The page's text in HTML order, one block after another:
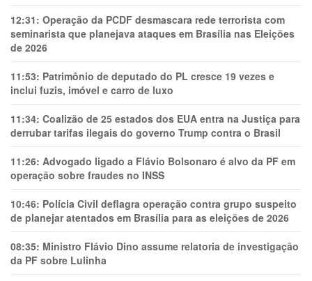
12:31: Operação da PCDF desmascara rede terrorista com
seminarista que planejava ataques em Brasília nas Eleições
de 2026
11:53: Patrimônio de deputado do PL cresce 19 vezes e
inclui fuzis, imóvel e carro de luxo
11:34: Coalizão de 25 estados dos EUA entra na Justiça para
derrubar tarifas ilegais do governo Trump contra o Brasil
11:26: Advogado ligado a Flávio Bolsonaro é alvo da PF em
operação sobre fraudes no INSS
10:46: Polícia Civil deflagra operação contra grupo suspeito
de planejar atentados em Brasília para as eleições de 2026
08:35: Ministro Flávio Dino assume relatoria de investigação
da PF sobre Lulinha